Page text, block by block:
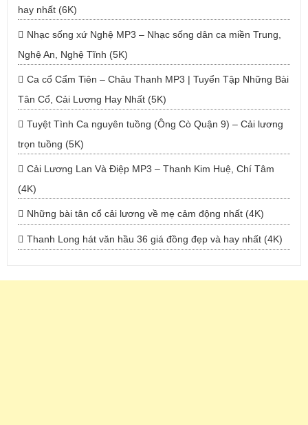
hay nhất (6K)
Nhạc sống xứ Nghệ MP3 – Nhạc sống dân ca miền Trung,
Nghệ An, Nghệ Tĩnh (5K)
Ca cổ Cẩm Tiên – Châu Thanh MP3 | Tuyển Tập Những Bài
Tân Cổ, Cải Lương Hay Nhất (5K)
Tuyệt Tình Ca nguyên tuồng (Ông Cò Quận 9) – Cải lương
trọn tuồng (5K)
Cải Lương Lan Và Điệp MP3 – Thanh Kim Huệ, Chí Tâm
(4K)
Những bài tân cổ cải lương về mẹ cảm động nhất (4K)
Thanh Long hát văn hầu 36 giá đồng đẹp và hay nhất (4K)